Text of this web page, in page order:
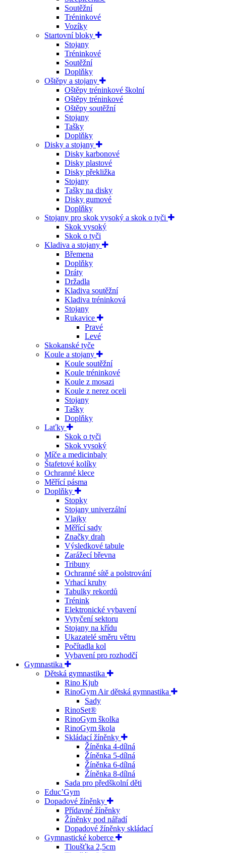
Soutěžní
Tréninkové
Vozíky
Startovní bloky
Stojany
Tréninkové
Soutěžní
Doplňky
Oštěpy a stojany
Oštěpy tréninkové školní
Oštěpy tréninkové
Oštěpy soutěžní
Stojany
Tašky
Doplňky
Disky a stojany
Disky karbonové
Disky plastové
Disky překližka
Stojany
Tašky na disky
Disky gumové
Doplňky
Stojany pro skok vysoký a skok o tyči
Skok vysoký
Skok o tyči
Kladiva a stojany
Břemena
Doplňky
Dráty
Držadla
Kladiva soutěžní
Kladiva tréninková
Stojany
Rukavice
Pravé
Levé
Skokanské tyče
Koule a stojany
Koule soutěžní
Koule tréninkové
Koule z mosazi
Koule z nerez oceli
Stojany
Tašky
Doplňky
Laťky
Skok o tyči
Skok vysoký
Míče a medicinbaly
Štafetové kolíky
Ochranné klece
Měřící pásma
Doplňky
Stopky
Stojany univerzální
Vlajky
Měřící sady
Značky drah
Výsledkové tabule
Zarážecí břevna
Tribuny
Ochranné sítě a polstrování
Vrhací kruhy
Tabulky rekordů
Trénink
Elektronické vybavení
Vytyčení sektoru
Stojany na křídu
Ukazatelé směru větru
Počítadla kol
Vybavení pro rozhodčí
Gymnastika
Dětská gymnastika
Rino Kjub
RinoGym Air dětská gymnastika
Sady
RinoSet®
RinoGym školka
RinoGym škola
Skládací žíněnky
Žíněnka 4-dílná
Žíněnka 5-dílná
Žíněnka 6-dílná
Žíněnka 8-dílná
Sada pro předškolní děti
Educ’Gym
Dopadové žíněnky
Přídavné žíněnky
Žíněnky pod nářadí
Dopadové žíněnky skládací
Gymnastické koberce
Tloušťka 2,5cm